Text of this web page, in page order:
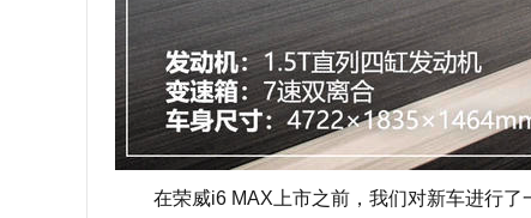
在荣威i6 MAX上市之前，我们对新车进行了